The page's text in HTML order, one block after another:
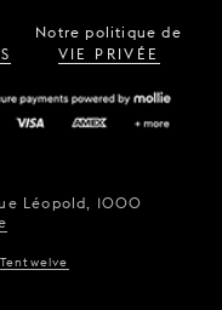
Notre politique de
VIE PRIVÉE
Léopold, 1000
Tentwelve